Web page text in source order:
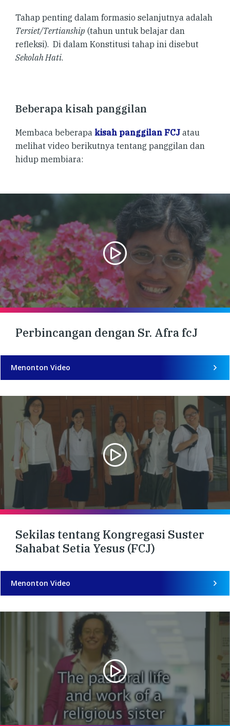
Tahap penting dalam formasio selanjutnya adalah
Tersiet/Tertianship (tahun untuk belajar dan
refleksi). Di dalam Konstitusi tahap ini disebut
Sekolah Hati.
Beberapa kisah panggilan
Membaca beberapa kisah panggilan FCJ atau
melihat video berikutnya tentang panggilan dan
hidup membiara:
Perbincangan dengan Sr. Afra fcJ
Menonton Video
Sekilas tentang Kongregasi Suster
Sahabat Setia Yesus (FCJ)
Menonton Video